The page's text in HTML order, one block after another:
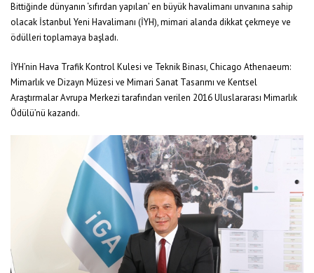
Bittiğinde dünyanın ‘sıfırdan yapılan’ en büyük havalimanı unvanına sahip
olacak İstanbul Yeni Havalimanı (İYH), mimari alanda dikkat çekmeye ve
ödülleri toplamaya başladı.
İYH’nin Hava Trafik Kontrol Kulesi ve Teknik Binası, Chicago Athenaeum:
Mimarlık ve Dizayn Müzesi ve Mimari Sanat Tasarımı ve Kentsel
Araştırmalar Avrupa Merkezi tarafından verilen 2016 Uluslararası Mimarlık
Ödülü’nü kazandı.